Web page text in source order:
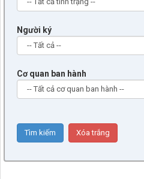
Người ký
Cơ quan ban hành